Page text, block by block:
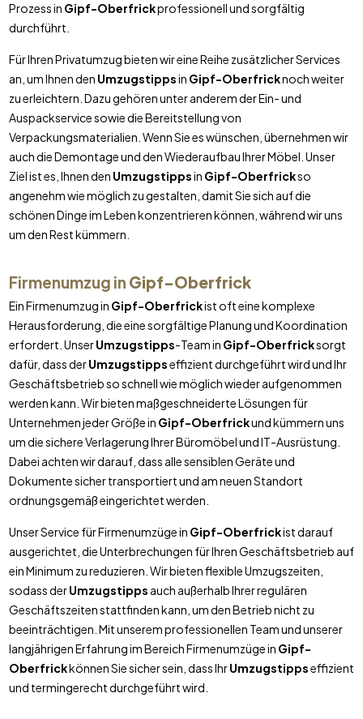
Prozess in Gipf-Oberfrickprofessionell und sorgfältig
durchführt.
Für Ihren Privatumzug bieten wir eine Reihe zusätzlicher Services
an, um Ihnen den Umzugstippsin Gipf-Oberfricknoch weiter
zu erleichtern. Dazu gehören unter anderem der Ein- und
Auspackservice sowie die Bereitstellung von
Verpackungsmaterialien. Wenn Sie es wünschen, übernehmen wir
auch die Demontage und den Wiederaufbau Ihrer Möbel. Unser
Ziel ist es, Ihnen den Umzugstippsin Gipf-Oberfrickso
angenehm wie möglich zu gestalten, damit Sie sich auf die
schönen Dinge im Leben konzentrieren können, während wir uns
um den Rest kümmern.
Firmenumzug in Gipf-Oberfrick
Ein Firmenumzug in Gipf-Oberfrickist oft eine komplexe
Herausforderung, die eine sorgfältige Planung und Koordination
erfordert. UnserUmzugstipps-Team in Gipf-Oberfricksorgt
dafür, dass derUmzugstippseffizient durchgeführt wird und Ihr
Geschäftsbetrieb so schnell wie möglich wieder aufgenommen
werden kann. Wir bieten maßgeschneiderte Lösungen für
Unternehmen jeder Größe in Gipf-Oberfrickund kümmern uns
um die sichere Verlagerung Ihrer Büromöbel und IT-Ausrüstung.
Dabei achten wir darauf, dass alle sensiblen Geräte und
Dokumente sicher transportiert und am neuen Standort
ordnungsgemäß eingerichtet werden.
Unser Service für Firmenumzüge in Gipf-Oberfrickist darauf
ausgerichtet, die Unterbrechungen für Ihren Geschäftsbetrieb auf
ein Minimum zu reduzieren. Wir bieten flexible Umzugszeiten,
sodass derUmzugstipps auch außerhalb Ihrer regulären
Geschäftszeiten stattfinden kann, um den Betrieb nicht zu
beeinträchtigen. Mit unserem professionellen Team und unserer
langjährigen Erfahrung im Bereich Firmenumzüge in Gipf-
Oberfrickkönnen Sie sicher sein, dass IhrUmzugstippseffizient
und termingerecht durchgeführt wird.